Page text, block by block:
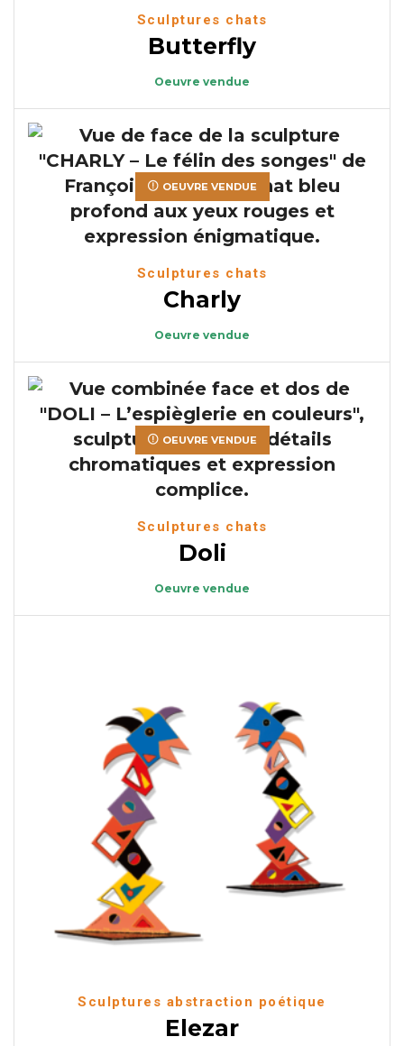
Sculptures chats
Butterfly
Oeuvre vendue
OEUVRE VENDUE
Sculptures chats
Charly
Oeuvre vendue
OEUVRE VENDUE
Sculptures chats
Doli
Oeuvre vendue
Sculptures abstraction poétique
Elezar